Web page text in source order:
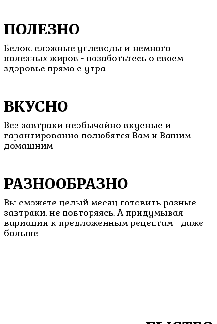
ПОЛЕЗНО
Белок, сложные углеводы и немного
полезных жиров - позаботьтесь о своем
здоровье прямо с утра
ВКУСНО
Все завтраки необычайно вкусные и
гарантированно полюбятся Вам и Вашим
домашним
РАЗНООБРАЗНО
Вы сможете целый месяц готовить разные
завтраки, не повторяясь. А придумывая
вариации к предложенным рецептам - даже
больше